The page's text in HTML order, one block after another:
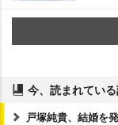
今、読まれてい
戸塚純貴、結婚を